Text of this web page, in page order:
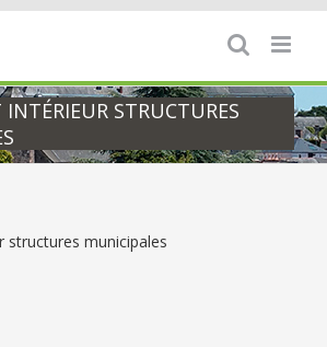
INTÉRIEUR STRUCTURES
structures municipales